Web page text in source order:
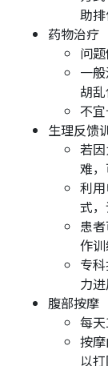
助
药物治疗
问
一
胡
不
生理反馈
若
难
利
式
患
作
专
力
腹部按摩
每
按
以